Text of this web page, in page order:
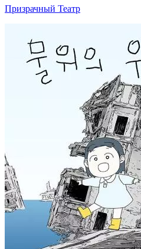
Призрачный Театр